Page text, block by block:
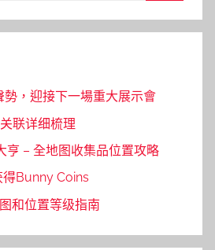
勢，迎接下一場重大展示會
联详细梳理
亨 – 全地图收集品位置攻略
Bunny Coins
和位置等级指南